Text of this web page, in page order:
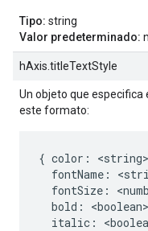
Tipo: string
Valor predeterminado:
hAxis.titleTextStyle
Un objeto que
este formato:
{ color:
fontName:
fontSize:
bold:
italic: